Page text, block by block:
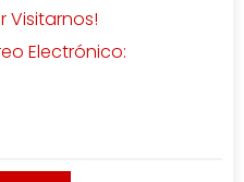
Visitarnos!
Electrónico: